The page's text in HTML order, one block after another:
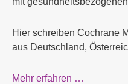
Hier schreiben Cochrane
aus Deutschland,
Mehr erfahren …